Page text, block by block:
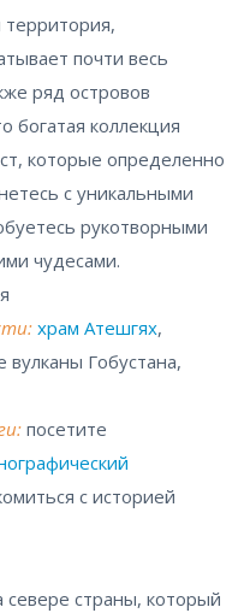
территория,
почти весь
ряд островов
богатая коллекция
которые определенно
с уникальными
рукотворными
чудесами.
храм Атешгях,
вулканы Гобустана,
посетите
с историей
страны, который